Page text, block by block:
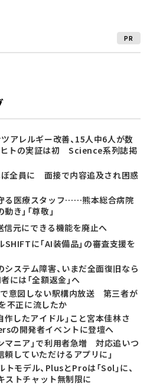
PR
ツアレルギー改善、15人中6人が数
トの実証は初 Science系列誌掲
ぼ全員に 面接で内容追及され困惑
る医療スタッフ……熊本総合病院
き」「尊敬」
信元にできる機能を廃止へ
SHIFTに「AI装備品」の審査支援を
システム障害、いまだ全面復旧なら
は「全額返金」へ
で意図しない駅構内放送 第三者が
不正に流したか
作したアイドル」こと宮本佳林さ
の開発者イベントに登壇へ
マニア」で利用者急増 対応追いつ
していただけるアプリに」
トモデル、PlusとProは「Sol」に、
ストチャット無制限に